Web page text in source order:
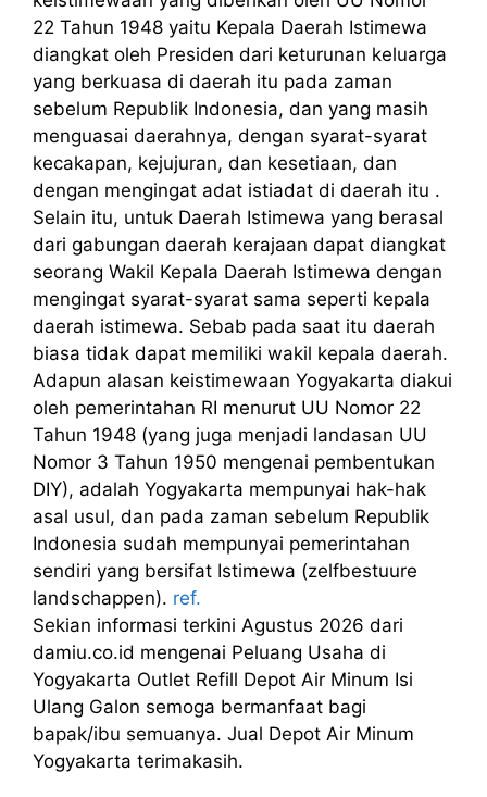
22 Tahun 1948 yaitu Kepala Daerah Istimewa
diangkat oleh Presiden dari keturunan keluarga
yang berkuasa di daerah itu pada zaman
sebelum Republik Indonesia, dan yang masih
menguasai daerahnya, dengan syarat-syarat
kecakapan, kejujuran, dan kesetiaan, dan
dengan mengingat adat istiadat di daerah itu .
Selain itu, untuk Daerah Istimewa yang berasal
dari gabungan daerah kerajaan dapat diangkat
seorang Wakil Kepala Daerah Istimewa dengan
mengingat syarat-syarat sama seperti kepala
daerah istimewa. Sebab pada saat itu daerah
biasa tidak dapat memiliki wakil kepala daerah.
Adapun alasan keistimewaan Yogyakarta diakui
oleh pemerintahan RI menurut UU Nomor 22
Tahun 1948 (yang juga menjadi landasan UU
Nomor 3 Tahun 1950 mengenai pembentukan
DIY), adalah Yogyakarta mempunyai hak-hak
asal usul, dan pada zaman sebelum Republik
Indonesia sudah mempunyai pemerintahan
sendiri yang bersifat Istimewa (zelfbestuure
landschappen). ref.
Sekian informasi terkini Agustus 2026 dari
damiu.co.id mengenai Peluang Usaha di
Yogyakarta Outlet Refill Depot Air Minum Isi
Ulang Galon semoga bermanfaat bagi
bapak/ibu semuanya. Jual Depot Air Minum
Yogyakarta terimakasih.